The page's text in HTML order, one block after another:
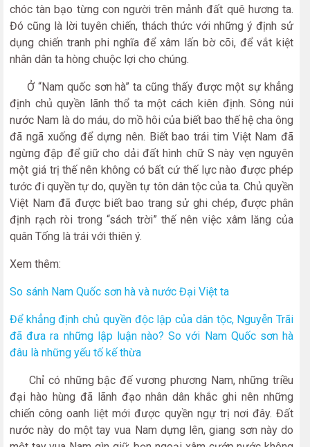
chóc tàn bạo từng con người trên mảnh đất quê hương ta.
Đó cũng là lời tuyên chiến, thách thức với những ý định sử
dụng chiến tranh phi nghĩa để xâm lấn bờ cõi, để vắt kiệt
nhân dân ta hòng chuộc lợi cho chúng.
Ở “Nam quốc sơn hà” ta cũng thấy được một sự khẳng
định chủ quyền lãnh thổ ta một cách kiên định. Sông núi
nước Nam là do máu, do mồ hôi của biết bao thế hệ cha ông
đã ngã xuống để dựng nên. Biết bao trái tim Việt Nam đã
ngừng đập để giữ cho dải đất hình chữ S này vẹn nguyên
một giá trị thế nên không có bất cứ thế lực nào được phép
tước đi quyền tự do, quyền tự tôn dân tộc của ta. Chủ quyền
Việt Nam đã được biết bao trang sử ghi chép, được phân
định rạch ròi trong “sách trời” thế nên việc xâm lăng của
quân Tống là trái với thiên ý.
Xem thêm:
So sánh Nam Quốc sơn hà và nước Đại Việt ta
Để khẳng định chủ quyền độc lập của dân tộc, Nguyễn Trãi
đã đưa ra những lập luận nào? So với Nam Quốc sơn hà
đâu là những yếu tố kế thừa
Chỉ có những bậc đế vương phương Nam, những triều
đại hào hùng đã lãnh đạo nhân dân khắc ghi nên những
chiến công oanh liệt mới được quyền ngự trị nơi đây. Đất
nước này do một tay vua Nam dựng lên, giang sơn này do